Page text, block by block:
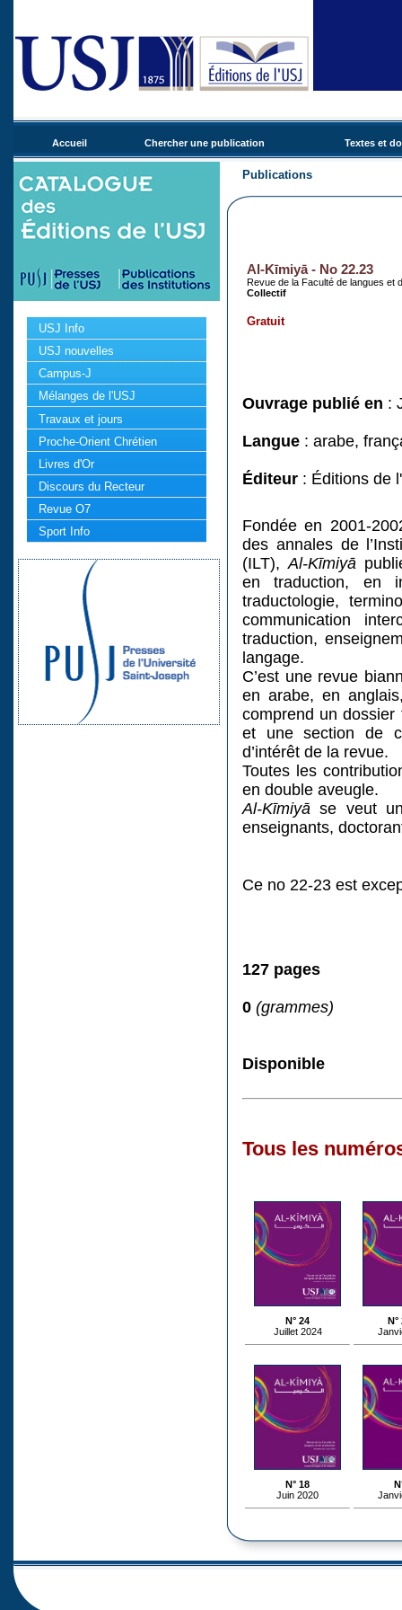
Accueil Chercher une publication Textes et
USJ Info
USJ nouvelles
Campus-J
Mélanges de l'USJ
Travaux et jours
Proche-Orient Chrétien
Livres d'Or
Discours du Recteur
Revue O7
Sport Info
Publications
Al-Kīmiyā - No 22.23
Revue de la Faculté de langues et
Collectif
Gratuit
Ouvrage publié en :
Langue : arabe,
Éditeur : Éditions de
Fondée en 2001-
des annales de
(ILT),Al-Kīmiyā
en traduction, en
traductologie,
communication
traduction,
langage.
C’est une revue
en arabe, en
comprend un
et une section de
d’intérêt de la revue.
Toutes les
en double aveugle.
Al-Kīmiyā se veut
enseignants,
Ce no 22-23 est
127 pages
0 (grammes)
Disponible
Tous les
N° 24
Juillet 2024
N°
N° 18
Juin 2020